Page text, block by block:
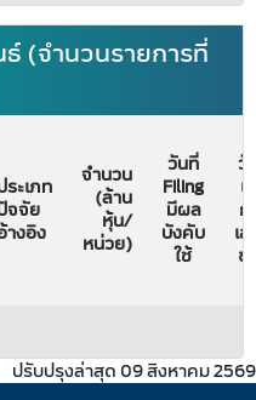
(จำนวนรายการที่
ระเภท
จจัย
างอิง
จำนวน
(ล้าน
หุ้น/
หน่วย)
วันที่
Filing
มีผล
บังคับ
ใช้
วั
เ
ก
เ
ข
ปรับปรุงล่าสุด 09 สิงหาคม 2569